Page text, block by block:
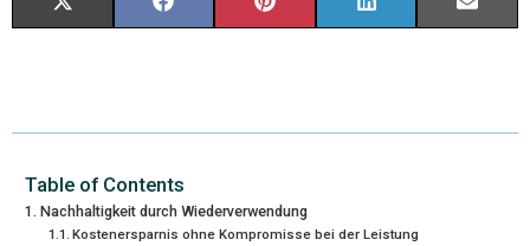
W
T
E
O
T
R
K I
Table of Contents
Nachhaltigkeit durch Wiederverwendung
Kostenersparnis ohne Kompromisse bei der Leistung